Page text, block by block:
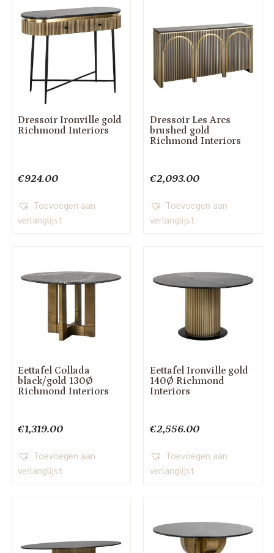
Dressoir Ironville gold
Richmond Interiors
€924.00
Toevoegen aan
verlanglijst
Dressoir Les Arcs
brushed gold
Richmond Interiors
€2,093.00
Toevoegen aan
verlanglijst
Eettafel Collada
black/gold 130Ø
Richmond Interiors
€1,319.00
Toevoegen aan
verlanglijst
Eettafel Ironville gold
140Ø Richmond
Interiors
€2,556.00
Toevoegen aan
verlanglijst